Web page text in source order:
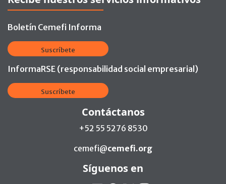
Boletín Cemefi Informa
Suscríbete
InformaRSE (responsabilidad social empresarial)
Suscríbete
Contáctanos
+52 55 5276 8530
cemefi@cemefi.org
Síguenos en